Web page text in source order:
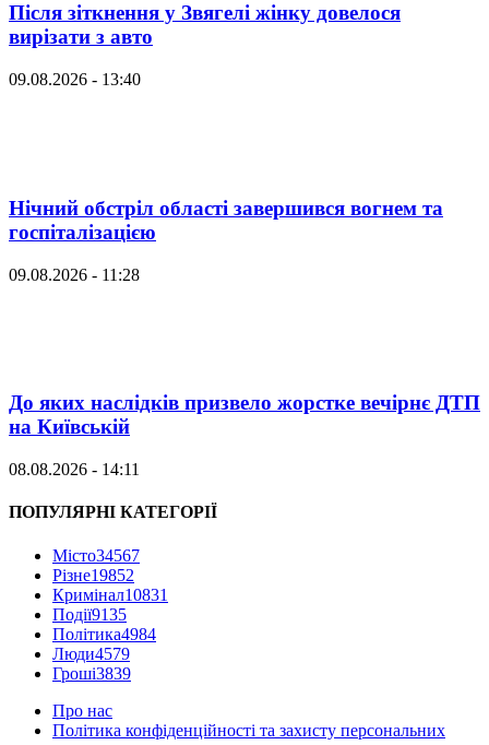
Після зіткнення у Звягелі жінку довелося
вирізати з авто
09.08.2026 - 13:40
Нічний обстріл області завершився вогнем та
госпіталізацією
09.08.2026 - 11:28
До яких наслідків призвело жорстке вечірнє ДТП
на Київській
08.08.2026 - 14:11
ПОПУЛЯРНІ КАТЕГОРІЇ
Місто34567
Різне19852
Кримінал10831
Події9135
Політика4984
Люди4579
Гроші3839
Про нас
Політика конфіденційності та захисту персональних